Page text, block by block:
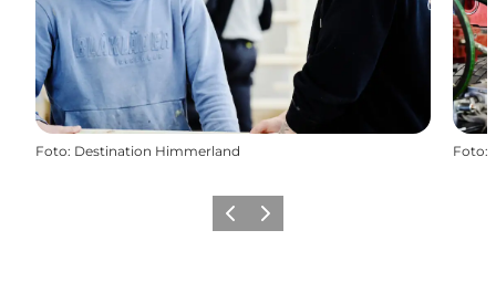
Foto: Destination Himmerland Foto:
ZurückWeiter